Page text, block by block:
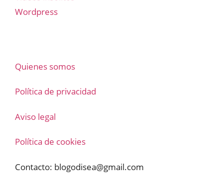
Wordpress
Quienes somos
Política de privacidad
Aviso legal
Política de cookies
Contacto: blogodisea@gmail.com